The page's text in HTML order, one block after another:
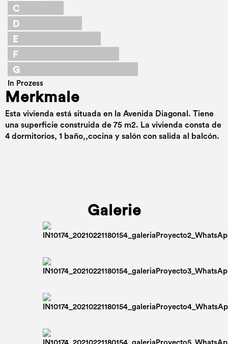
C
D
E
F
G
In Prozess
Merkmale
Esta vivienda está situada en la Avenida Diagonal. Tiene
una superficie construida de 75 m2. La vivienda consta de
4 dormitorios, 1 baño,,cocina y salón con salida al balcón.
Galerie